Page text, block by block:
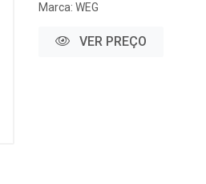
Marca: WEG
VER PREÇO